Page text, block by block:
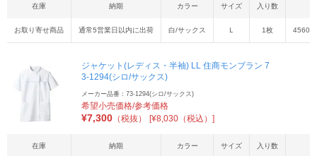
在庫 納期 カラー サイズ 入り数
お取り寄せ商品 通常5営業日以内に出荷 白/サックス Ｌ 1枚
ジャケット(レディス・半袖) LL 住商モンブラン 7
3-1294(シロ/サックス)
メーカー品番：73-1294(シロ/サックス)
希望小売価格/参考価格
¥7,300 （税抜） [¥8,030（税込）]
在庫 納期 カラー サイズ 入り数